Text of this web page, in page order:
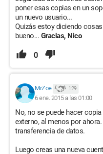
poner esas copias en un
un nuevo usuario...
Quizás estoy diciendo
bueno... Gracias, Nico
0
MrZoe 129
6 ene. 2015 a las 01:00
No, no se puede hacer
externo, al menos por
transferencia de datos.
Luego creas una nueva